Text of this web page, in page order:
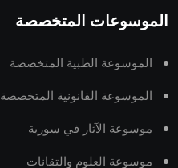
الموسوعات المتخصصة
الموسوعة الطبية المتخصصة
الموسوعة القانونية المتخصصة
موسوعة الآثار في سورية
موسوعة العلوم والتقانات